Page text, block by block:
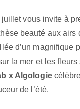
vous invite à
beauté aux airs
d’un magnifique
la mer et les
x Algologie
de l’été.